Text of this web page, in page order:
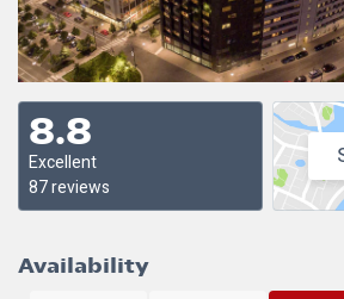
8.8
Excellent
87 reviews
Availability